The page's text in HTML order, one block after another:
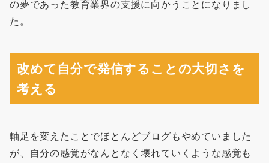
の夢であった教育業界の支援に向かうことになりまし
た。
改めて自分で発信することの大切さを
考える
軸足を変えたことでほとんどブログもやめていました
が、自分の感覚がなんとなく壊れていくような感覚も